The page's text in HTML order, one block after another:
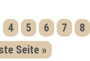
4 5 6 7
8
Seite »